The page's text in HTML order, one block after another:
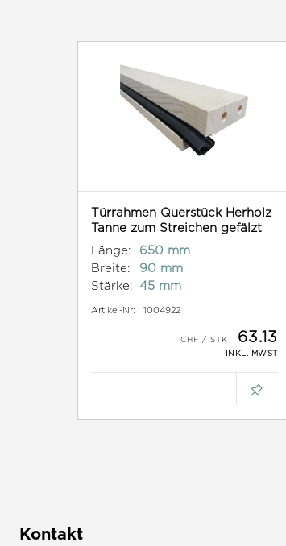
Türrahmen Querstück Herholz
Tanne zum Streichen gefälzt
Länge:
650 mm
Breite:
90 mm
Stärke:
45 mm
Artikel-Nr: 1004922
63.13
INKL. MWST
Kontakt